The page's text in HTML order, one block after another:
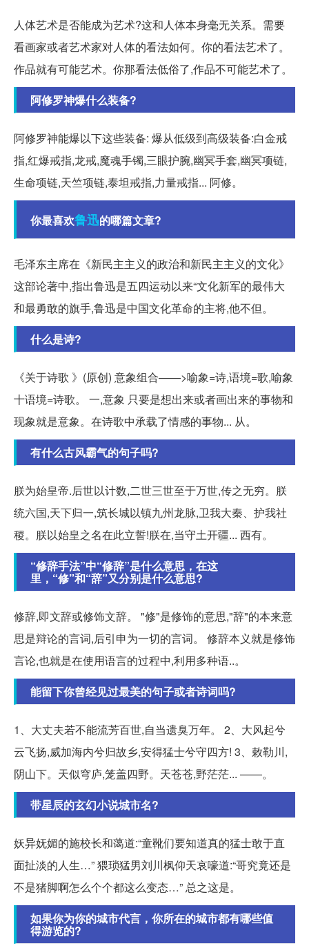
人体艺术是否能成为艺术?这和人体本身毫无关系。需要
看画家或者艺术家对人体的看法如何。你的看法艺术了。
作品就有可能艺术。你那看法低俗了,作品不可能艺术了。
阿修罗神爆什么装备?
阿修罗神能爆以下这些装备: 爆从低级到高级装备:白金戒
指,红爆戒指,龙戒,魔魂手镯,三眼护腕,幽冥手套,幽冥项链,
生命项链,天竺项链,泰坦戒指,力量戒指... 阿修。
你最喜欢鲁迅的哪篇文章?
毛泽东主席在《新民主主义的政治和新民主主义的文化》
这部论著中,指出鲁迅是五四运动以来“文化新军的最伟大
和最勇敢的旗手,鲁迅是中国文化革命的主将,他不但。
什么是诗?
《关于诗歌 》(原创) 意象组合——>喻象=诗,语境=歌,喻象
十语境=诗歌。 一,意象 只要是想出来或者画出来的事物和
现象就是意象。在诗歌中承载了情感的事物... 从。
有什么古风霸气的句子吗?
朕为始皇帝.后世以计数,二世三世至于万世,传之无穷。朕
统六国,天下归一,筑长城以镇九州龙脉,卫我大秦、护我社
稷。朕以始皇之名在此立誓!朕在,当守土开疆... 西有。
“修辞手法”中“修辞”是什么意思，在这
里，“修”和“辞”又分别是什么意思?
修辞,即文辞或修饰文辞。 "修"是修饰的意思,"辞"的本来意
思是辩论的言词,后引申为一切的言词。 修辞本义就是修饰
言论,也就是在使用语言的过程中,利用多种语..。
能留下你曾经见过最美的句子或者诗词吗?
1、大丈夫若不能流芳百世,自当遗臭万年。 2、大风起兮
云飞扬,威加海内兮归故乡,安得猛士兮守四方! 3、敕勒川,
阴山下。天似穹庐,笼盖四野。天苍苍,野茫茫... ——。
带星辰的玄幻小说城市名?
妖异妩媚的施校长和蔼道:“童靴们要知道真的猛士敢于直
面扯淡的人生…” 猥琐猛男刘川枫仰天哀嚎道:“哥究竟还是
不是猪脚啊怎么个个都这么变态…” 总之这是。
如果你为你的城市代言，你所在的城市都有哪些值
得游览的?